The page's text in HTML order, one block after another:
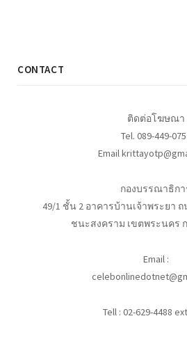
CONTACT
ติดต่อโฆษณา
Tel. 089-449-
Email
กองบรรณาธิกา
49/1 ชั้น 2 อาคารบ้านเจ้าพระยา
ชนะสงคราม เขตพระนคร ก
Email :
Tell : 02-629-4488